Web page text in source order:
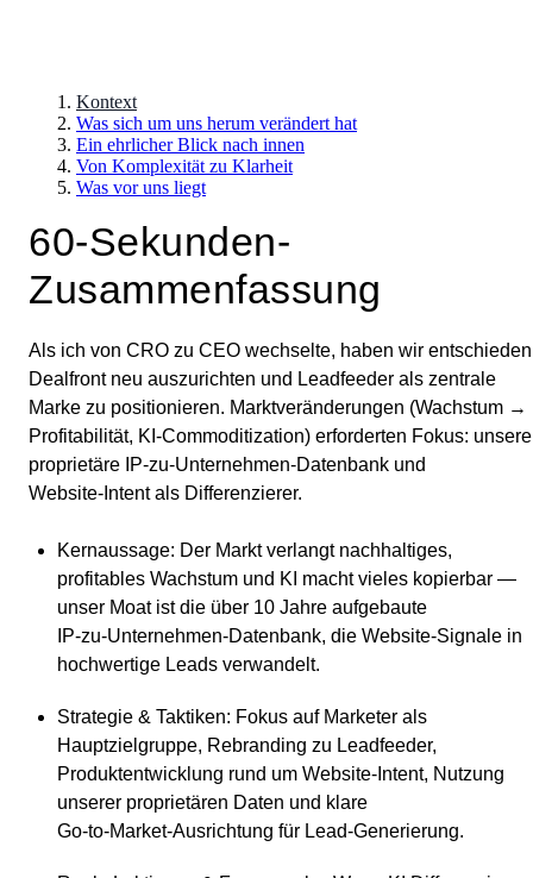
Kontext
Was sich um uns herum verändert hat
Ein ehrlicher Blick nach innen
Von Komplexität zu Klarheit
Was vor uns liegt
60-Sekunden-
Zusammenfassung
Als ich von CRO zu CEO wechselte, haben wir
Dealfront neu auszurichten und Leadfeeder als zentrale
Marke zu positionieren. Marktveränderungen (Wachstum →
Profitabilität, KI‑Commoditization) erforderten Fokus: unsere
proprietäre IP‑zu‑Unternehmen‑Datenbank und
Website‑Intent als Differenzierer.
Kernaussage: Der Markt verlangt nachhaltiges,
profitables Wachstum und KI macht vieles kopierbar —
unser Moat ist die über 10 Jahre aufgebaute
IP‑zu‑Unternehmen‑Datenbank, die Website‑Signale in
hochwertige Leads verwandelt.
Strategie & Taktiken: Fokus auf Marketer als
Hauptzielgruppe, Rebranding zu Leadfeeder,
Produktentwicklung rund um Website‑Intent, Nutzung
unserer proprietären Daten und klare
Go‑to‑Market‑Ausrichtung für Lead‑Generierung.